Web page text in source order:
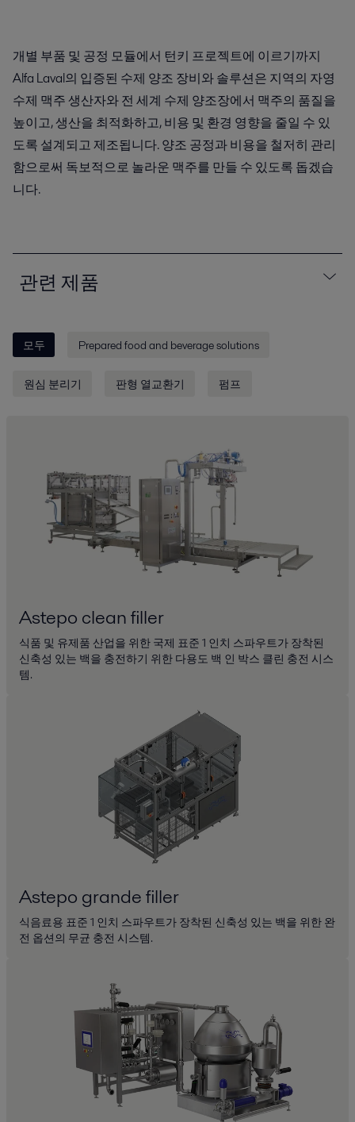
개별 부품 및 공정 모듈에서 턴키 프로젝트에 이르기까지
Alfa Laval의 입증된 수제 양조 장비와 솔루션은 지역의 자영
수제 맥주 생산자와 전 세계 수제 양조장에서 맥주의 품질을
높이고, 생산을 최적화하고, 비용 및 환경 영향을 줄일 수 있
도록 설계되고 제조됩니다. 양조 공정과 비용을 철저히 관리
함으로써 독보적으로 놀라운 맥주를 만들 수 있도록 돕겠습
니다.
관련 제품
모두 Prepared food and beverage solutions
원심 분리기 판형 열교환기 펌프
Astepo clean filler
식품 및 유제품 산업을 위한 국제 표준 1 인치 스파우트가 장착된
신축성 있는 백을 충전하기 위한 다용도 백 인 박스 클린 충전 시스
템.
Astepo grande filler
식음료용 표준 1 인치 스파우트가 장착된 신축성 있는 백을 위한 완
전 옵션의 무균 충전 시스템.